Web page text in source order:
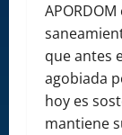
que antes
agobiada
hoy es
mantiene